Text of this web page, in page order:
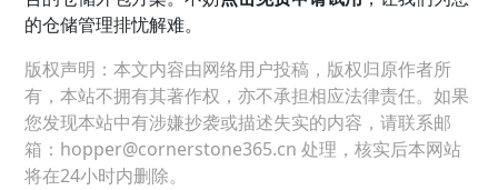
的仓储管理排忧解难。
版权声明：本文内容由网络用户投稿，版权归原作者所
有，本站不拥有其著作权，亦不承担相应法律责任。如果
您发现本站中有涉嫌抄袭或描述失实的内容，请联系邮
箱：hopper@cornerstone365.cn 处理，核实后本网站
将在24小时内删除。